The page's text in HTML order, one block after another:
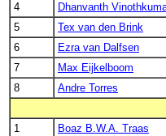
4
Dhanvanth
5
Tex van den Brink
6
Ezra van Dalfsen
7
Max Eijkelboom
8
Andre Torres
1
Boaz B.W.A. Traas